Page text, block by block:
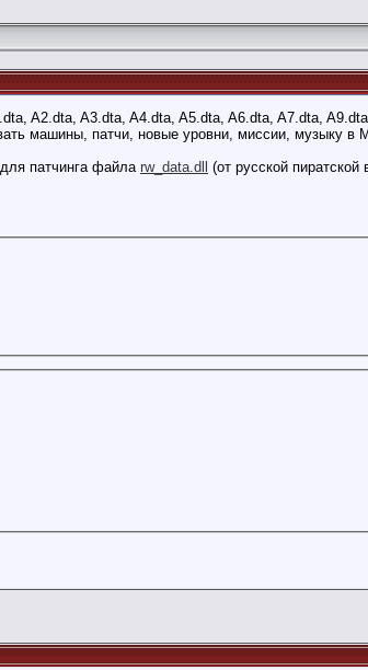
A2.dta, A3.dta, A4.dta, A5.dta, A6.dta, A7.dta,
машины, патчи, новые уровни, миссии, музыку в
патчинга файла rw_data.dll
(от русской